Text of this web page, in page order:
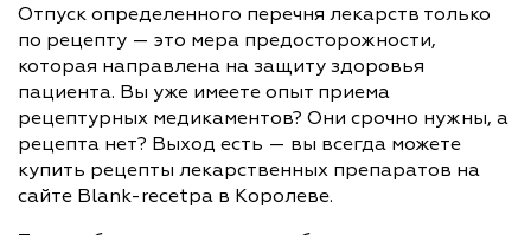
Отпуск определенного перечня лекарств только
по рецепту — это мера предосторожности,
которая направлена на защиту здоровья
пациента. Вы уже имеете опыт приема
рецептурных медикаментов? Они срочно нужны, а
рецепта нет? Выход есть — вы всегда можете
купить рецепты лекарственных препаратов на
сайте Blank-recetpa в Королеве.